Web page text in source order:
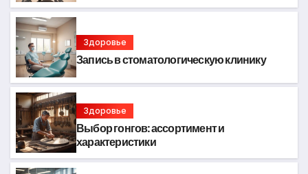
Здоровье
Запись в стоматологическую клинику
Здоровье
Выбор гонгов: ассортимент и
характеристики